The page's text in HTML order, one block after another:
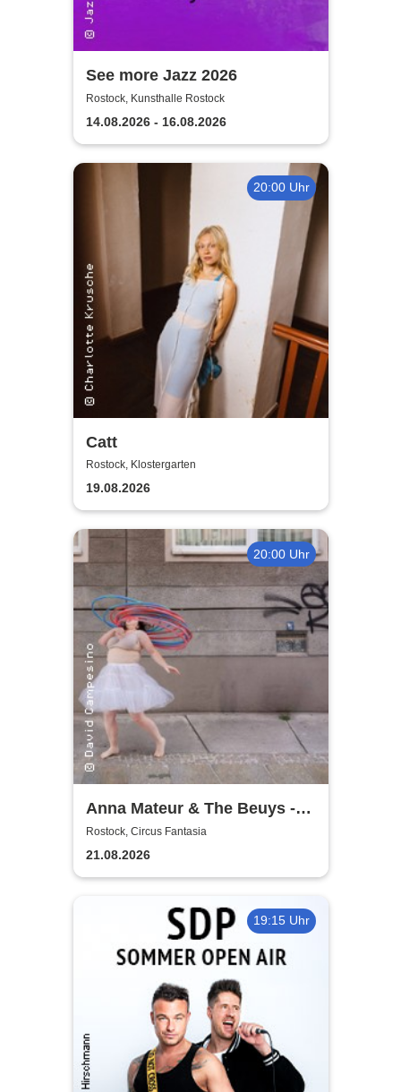
See more Jazz 2026
Rostock, Kunsthalle Rostock
14.08.2026 - 16.08.2026
20:00 Uhr
Catt
Rostock, Klostergarten
19.08.2026
20:00 Uhr
Anna Mateur & The Beuys -
Kaoshüter
Rostock, Circus Fantasia
21.08.2026
19:15 Uhr